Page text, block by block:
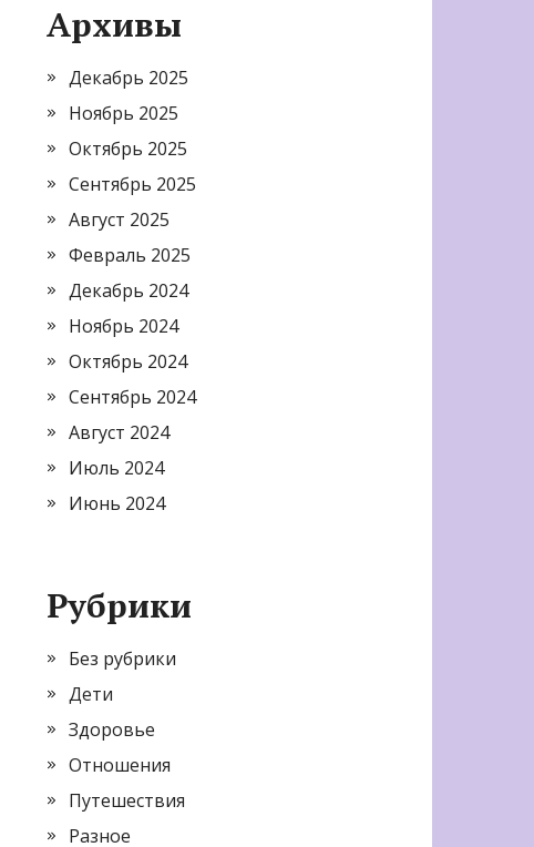
Архивы
Декабрь 2025
Ноябрь 2025
Октябрь 2025
Сентябрь 2025
Август 2025
Февраль 2025
Декабрь 2024
Ноябрь 2024
Октябрь 2024
Сентябрь 2024
Август 2024
Июль 2024
Июнь 2024
Рубрики
Без рубрики
Дети
Здоровье
Отношения
Путешествия
Разное